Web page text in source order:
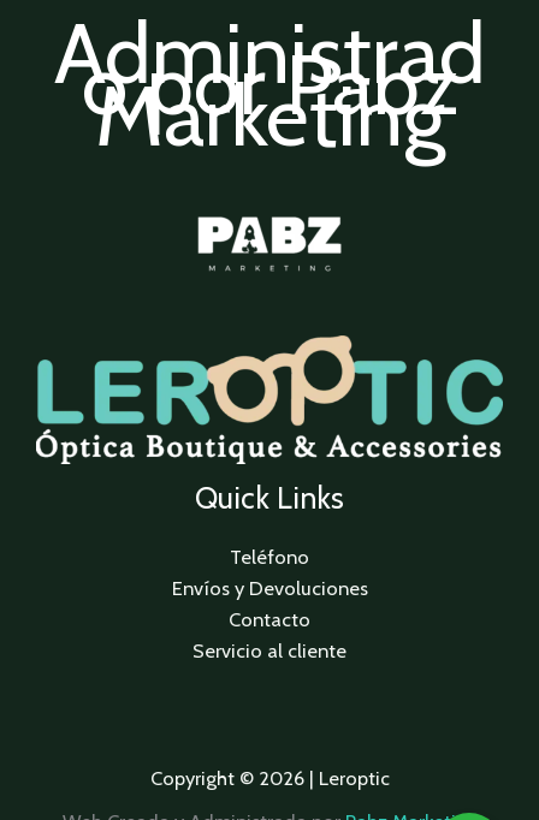
Administrad
o por Pabz
Marketing
Quick Links
Teléfono
Envíos y Devoluciones
Contacto
Servicio al cliente
Copyright © 2026 | Leroptic